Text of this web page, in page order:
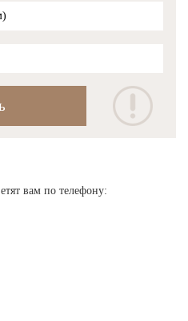
вам по телефону: